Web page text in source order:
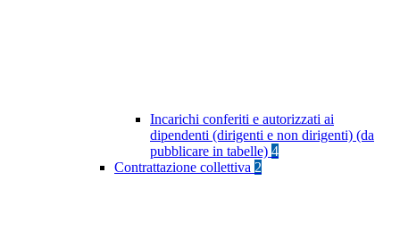
Incarichi conferiti e autorizzati ai
dipendenti (dirigenti e non dirigenti) (da
pubblicare in tabelle) 4
Contrattazione collettiva 2